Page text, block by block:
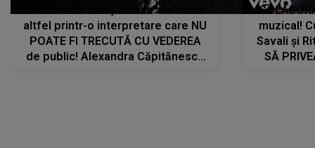
De această dată, "Dilaila" se simte
altfel printr-o interpretare care NU
POATE FI TRECUTĂ CU VEDEREA
de public! Alexandra Căpitănescu
muzical!
Savali și
SĂ